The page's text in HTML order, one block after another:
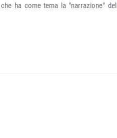
ha come tema la "narrazione" del